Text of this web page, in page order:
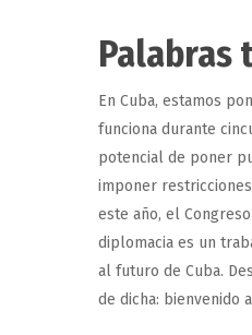
Hit enter to search
Palabras
En Cuba, estamos
funciona durante
potencial de poner
imponer
este año, el
diplomacia es un
al futuro de Cuba.
de dicha: bienvenido